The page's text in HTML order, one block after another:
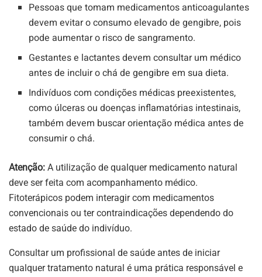
Pessoas que tomam medicamentos anticoagulantes
devem evitar o consumo elevado de gengibre, pois
pode aumentar o risco de sangramento.
Gestantes e lactantes devem consultar um médico
antes de incluir o chá de gengibre em sua dieta.
Indivíduos com condições médicas preexistentes,
como úlceras ou doenças inflamatórias intestinais,
também devem buscar orientação médica antes de
consumir o chá.
Atenção: A utilização de qualquer medicamento natural
deve ser feita com acompanhamento médico.
Fitoterápicos podem interagir com medicamentos
convencionais ou ter contraindicações dependendo do
estado de saúde do indivíduo.
Consultar um profissional de saúde antes de iniciar
qualquer tratamento natural é uma prática responsável e